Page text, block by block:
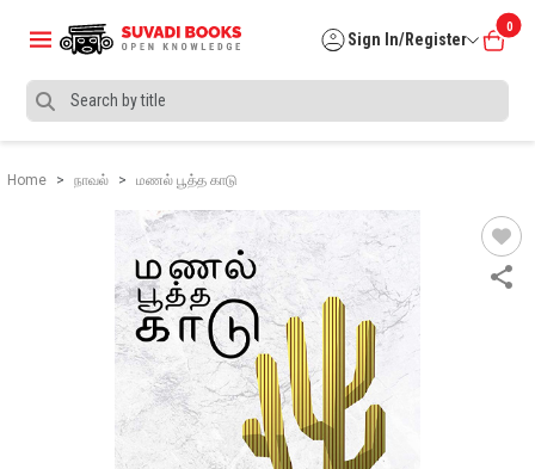
Sign In/Register
0
Home நாவல் மணல் பூத்த காடு